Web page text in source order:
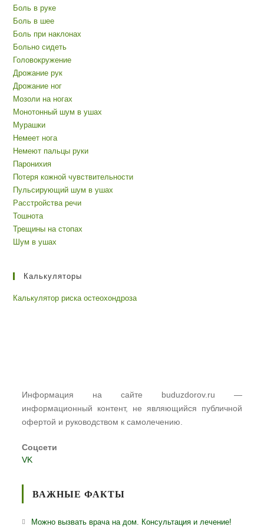
Боль в руке
Боль в шее
Боль при наклонах
Больно сидеть
Головокружение
Дрожание рук
Дрожание ног
Мозоли на ногах
Монотонный шум в ушах
Мурашки
Немеет нога
Немеют пальцы руки
Паронихия
Потеря кожной чувствительности
Пульсирующий шум в ушах
Расстройства речи
Тошнота
Трещины на стопах
Шум в ушах
Калькуляторы
Калькулятор риска остеохондроза
Информация на сайте buduzdorov.ru —
информационный контент, не являющийся публичной
офертой и руководством к самолечению.
Соцсети
VK
ВАЖНЫЕ ФАКТЫ
Можно вызвать врача на дом. Консультация и лечение!